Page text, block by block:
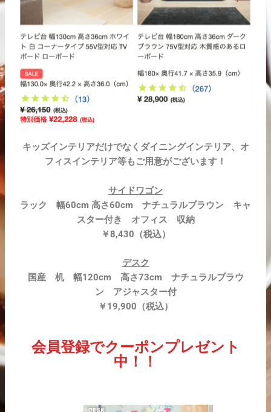
キッズインテリアだけでなくダイニングインテリア、オ
フィスインテリア等もご用意がございます！
サイドワゴン
ラック 幅60cm 高さ60cm ナチュラルブラウン キャ
スター付き オフィス 収納
￥8,430（税込）
デスク
国産 机 幅120cm 高さ73cm ナチュラルブラウ
ン アジャスター付
￥19,900（税込）
会員登録でクーポンプレゼント
中！！